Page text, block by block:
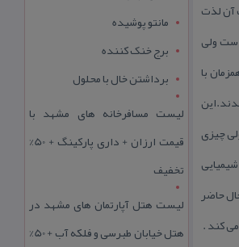
آن لذت
ولی
نساردیره سفلی در روز ۳۱ تیرماه ۱۳۶۷ خورشیدی همزمان با
شدند.این
چیزی
شیمیایی
در یك روز بود. در حال حاضر
كند .
مانتو پوشیده
برج خنک کننده
برداشتن خال با محلول
لیست مسافرخانه های مشهد با
قیمت ارزان + داری پارکینگ + 50%
تخفیف
لیست هتل آپارتمان های مشهد در
هتل خیابان طبرسی و فلکه آب + 50%